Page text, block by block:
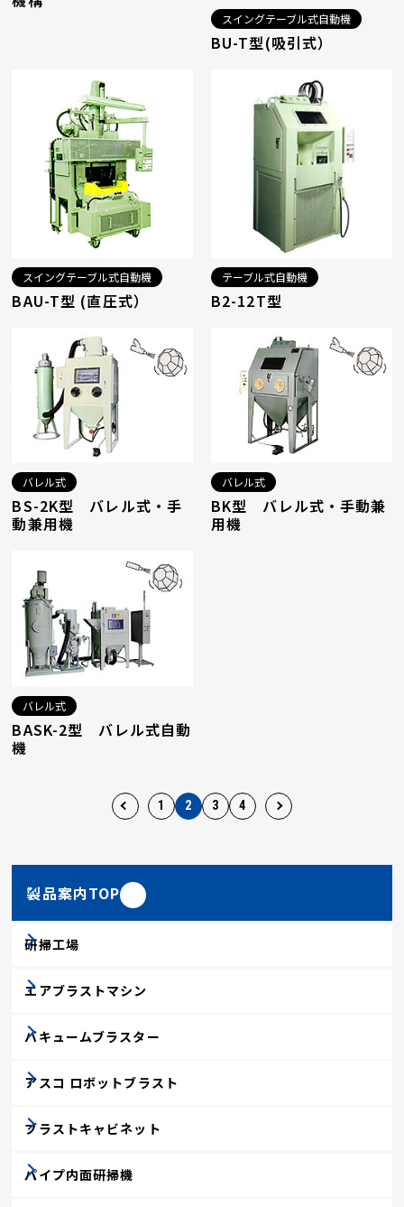
スイングテーブル式自動機
BU-T型(吸引式）
スイングテーブル式自動機
BAU-T型 (直圧式）
テーブル式自動機
B2-12T型
バレル式
BS-2K型 バレル式・手
動兼用機
バレル式
BK型 バレル式・手動兼
用機
バレル式
BASK-2型 バレル式自動
機
1 2 3 4
製品案内TOP
研掃工場
エアブラストマシン
バキュームブラスター
アスコ ロボットブラスト
ブラストキャビネット
パイプ内面研掃機